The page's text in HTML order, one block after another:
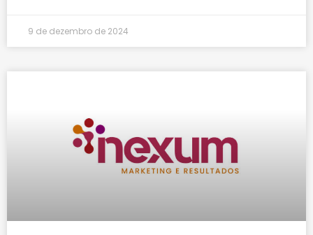
9 de dezembro de 2024